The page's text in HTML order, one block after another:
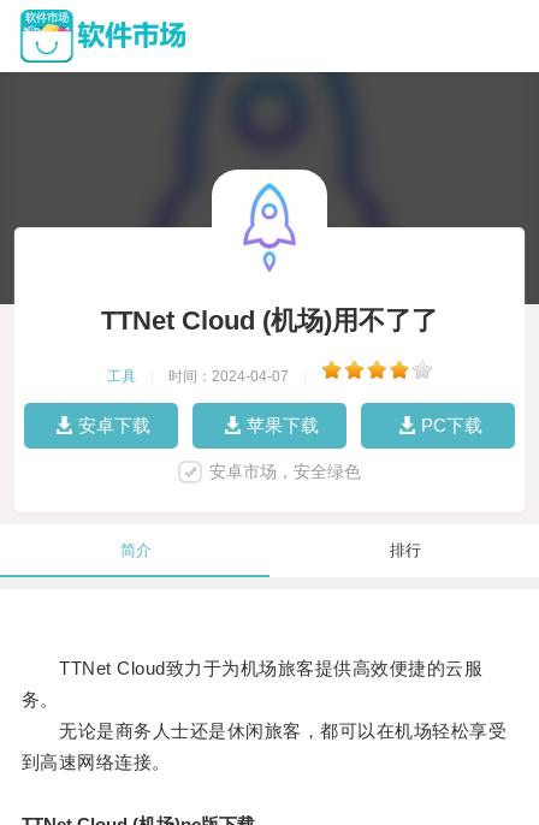
TTNet Cloud (机场)用不了了
工具 时间：2024-04-07
安卓下载 苹果下载 PC下载
安卓市场，安全绿色
简介 排行
TTNet Cloud致力于为机场旅客提供高效便捷的云服
务。
无论是商务人士还是休闲旅客，都可以在机场轻松享受
到高速网络连接。